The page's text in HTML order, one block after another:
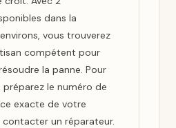
dans la
vous trouverez
compétent pour
la panne. Pour
le numéro de
exacte de votre
un réparateur.